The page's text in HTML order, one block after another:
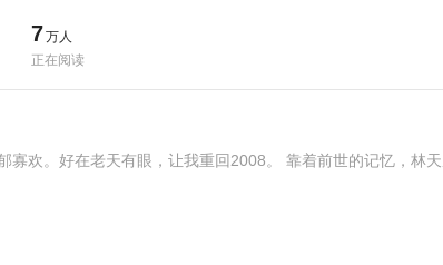
7万人
正在阅读
欢。好在老天有眼，让我重回2008。 靠着前世的记忆，林